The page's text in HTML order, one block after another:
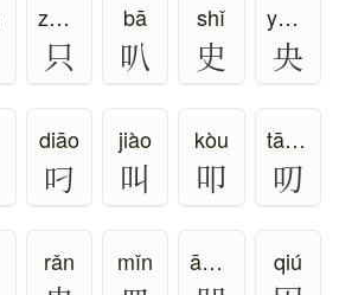
zhī、zhǐ
只
bā
叭
shǐ
史
yāng
央
diāo
叼
jiào
叫
kòu
叩
tāo、dāo
叨
rǎn mǐn āo、wā qiú